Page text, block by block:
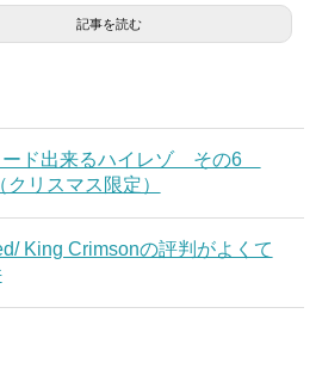
記事を読む
ード出来るハイレゾ その6
リスマス限定）
King Crimsonの評判がよくて